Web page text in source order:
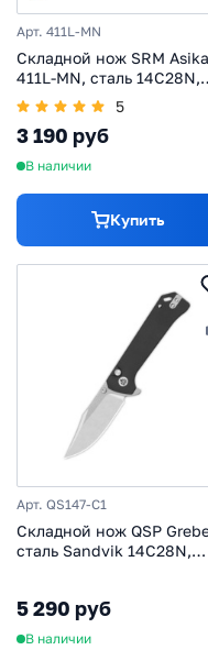
Арт. 411L-MN
Складной нож SRM Asika
411L-MN, сталь 14C28N,
рукоять микарта
5
3 190 руб
В наличии
Купить
Арт. QS147-C1
Складной нож QSP
сталь Sandvik 14C28N,
5 290 руб
В наличии